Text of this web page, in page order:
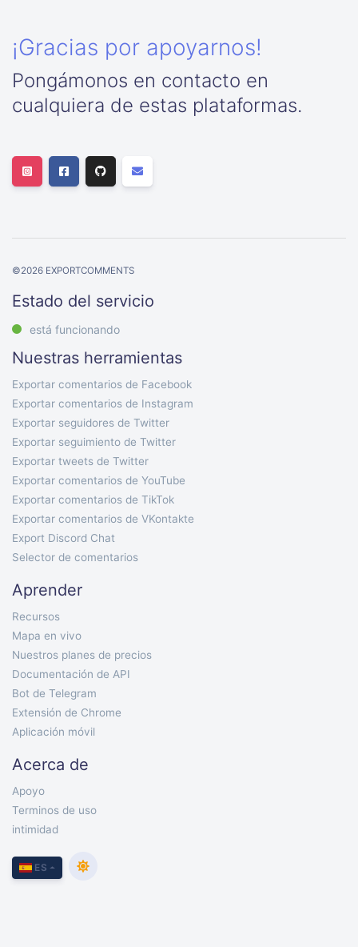
¡Gracias por apoyarnos!
Pongámonos en contacto en
cualquiera de estas plataformas.
©2026 EXPORTCOMMENTS
Estado del servicio
está funcionando
Nuestras herramientas
Exportar comentarios de Facebook
Exportar comentarios de Instagram
Exportar seguidores de Twitter
Exportar seguimiento de Twitter
Exportar tweets de Twitter
Exportar comentarios de YouTube
Exportar comentarios de TikTok
Exportar comentarios de VKontakte
Export Discord Chat
Selector de comentarios
Aprender
Recursos
Mapa en vivo
Nuestros planes de precios
Documentación de API
Bot de Telegram
Extensión de Chrome
Aplicación móvil
Acerca de
Apoyo
Terminos de uso
intimidad
ES